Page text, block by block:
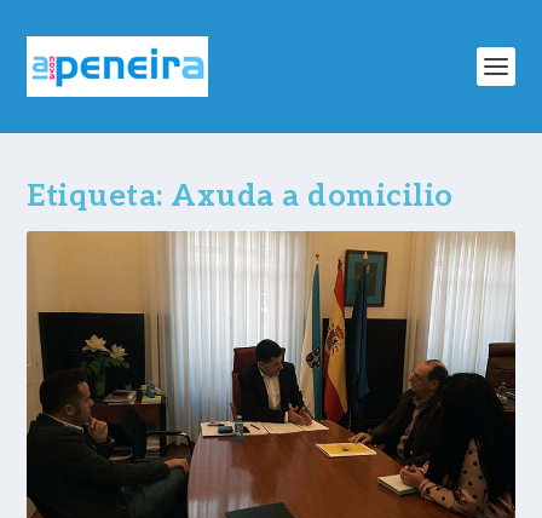
Etiqueta: Axuda a domicilio